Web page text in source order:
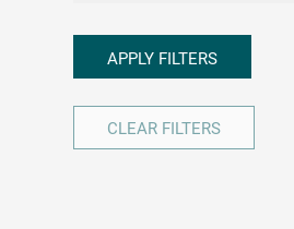
APPLY FILTERS
CLEAR FILTERS